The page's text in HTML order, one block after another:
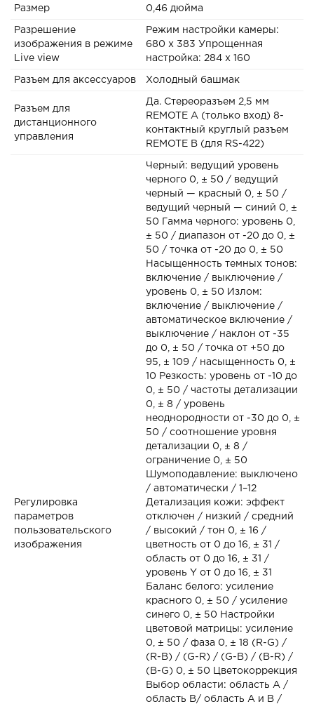
Размер 0,46 дюйма
Разрешение
изображения в режиме
Live view
Режим настройки камеры:
680 x 383 Упрощенная
настройка: 284 x 160
Разъем для аксессуаров Холодный башмак
Разъем для
дистанционного
управления
Да. Стереоразъем 2,5 мм
REMOTE A (только вход) 8-
контактный круглый разъем
REMOTE B (для RS-422)
Регулировка
параметров
пользовательского
изображения
Черный: ведущий уровень
черного 0, ± 50 / ведущий
черный — красный 0, ± 50 /
ведущий черный — синий 0, ±
50 Гамма черного: уровень 0,
± 50 / диапазон от -20 до 0, ±
50 / точка от -20 до 0, ± 50
Насыщенность темных тонов:
включение / выключение /
уровень 0, ± 50 Излом:
включение / выключение /
автоматическое включение /
выключение / наклон от -35
до 0, ± 50 / точка от +50 до
95, ± 109 / насыщенность 0, ±
10 Резкость: уровень от -10 до
0, ± 50 / частоты детализации
0, ± 8 / уровень
неоднородности от -30 до 0, ±
50 / соотношение уровня
детализации 0, ± 8 /
ограничение 0, ± 50
Шумоподавление: выключено
/ автоматически / 1–12
Детализация кожи: эффект
отключен / низкий / средний
/ высокий / тон 0, ± 16 /
цветность от 0 до 16, ± 31 /
область от 0 до 16, ± 31 /
уровень Y от 0 до 16, ± 31
Баланс белого: усиление
красного 0, ± 50 / усиление
синего 0, ± 50 Настройки
цветовой матрицы: усиление
0, ± 50 / фаза 0, ± 18 (R-G) /
(R-B) / (G-R) / (G-B) / (B-R) /
(B-G) 0, ± 50 Цветокоррекция
Выбор области: область A /
область B/ область A и B /